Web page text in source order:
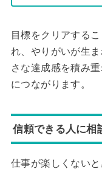
目標をクリアする
れ、やりがいが生
さな達成感を積み
につながります。
信頼できる人に相
仕事が楽しくない